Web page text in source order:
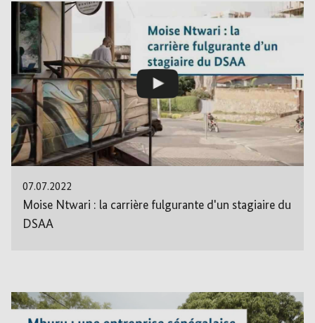
07.07.2022
Moise Ntwari : la carrière fulgurante d'un stagiaire du
DSAA